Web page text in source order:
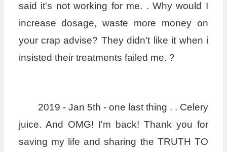
said it's not working for me. . Why would I
increase dosage, waste more money on
your crap advise? They didn't like it when i
insisted their treatments failed me. ?
2019 - Jan 5th - one last thing . . Celery
juice. And OMG! I'm back! Thank you for
saving my life and sharing the TRUTH TO